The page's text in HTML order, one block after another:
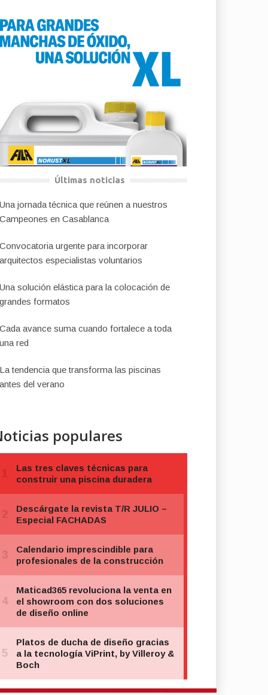
Últimas noticias
Una jornada técnica que reúnen a nuestros
Campeones en Casablanca
Convocatoria urgente para incorporar
arquitectos especialistas voluntarios
Una solución elástica para la colocación de
grandes formatos
Cada avance suma cuando fortalece a toda
una red
La tendencia que transforma las piscinas
antes del verano
populares